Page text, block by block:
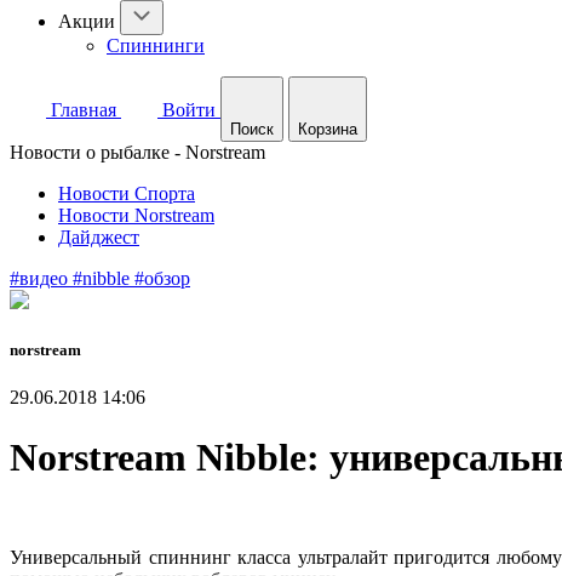
Акции
Спиннинги
Главная Войти
Поиск Корзина
Новости о рыбалке - Norstream
Новости Спорта
Новости Norstream
Дайджест
#видео #nibble #обзор
norstream
29.06.2018 14:06
Norstream Nibble:
Универсальный спиннинг класса ультралайт пригодится